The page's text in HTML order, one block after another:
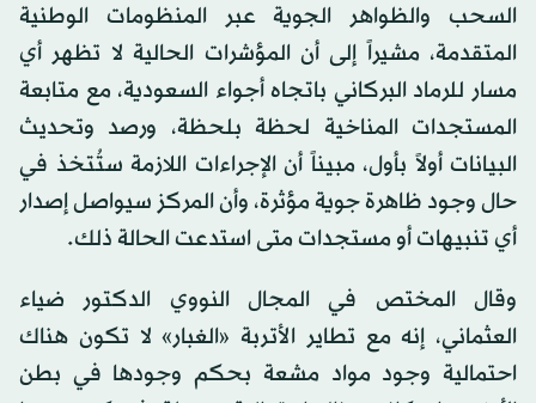
السحب والظواهر الجوية عبر المنظومات الوطنية
المتقدمة، مشيراً إلى أن المؤشرات الحالية لا تظهر أي
مسار للرماد البركاني باتجاه أجواء السعودية، مع متابعة
المستجدات المناخية لحظة بلحظة، ورصد وتحديث
البيانات أولاً بأول، مبيناً أن الإجراءات اللازمة ستُتخذ في
حال وجود ظاهرة جوية مؤثرة، وأن المركز سيواصل إصدار
أي تنبيهات أو مستجدات متى استدعت الحالة ذلك.
وقال المختص في المجال النووي الدكتور ضياء
العثماني، إنه مع تطاير الأتربة «الغبار» لا تكون هناك
احتمالية وجود مواد مشعة بحكم وجودها في بطن